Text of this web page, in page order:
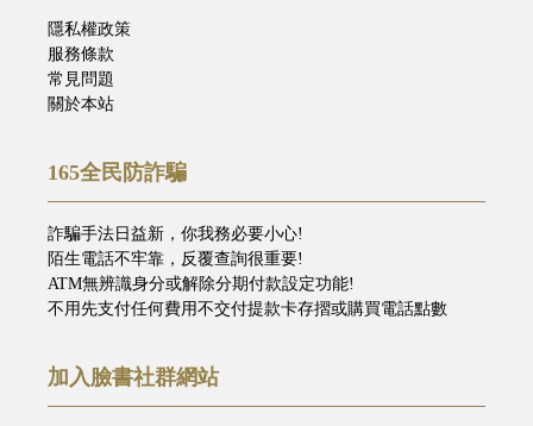
隱私權政策
服務條款
常見問題
關於本站
165全民防詐騙
詐騙手法日益新，你我務必要小心!
陌生電話不牢靠，反覆查詢很重要!
ATM無辨識身分或解除分期付款設定功能!
不用先支付任何費用不交付提款卡存摺或購買電話點數
加入臉書社群網站